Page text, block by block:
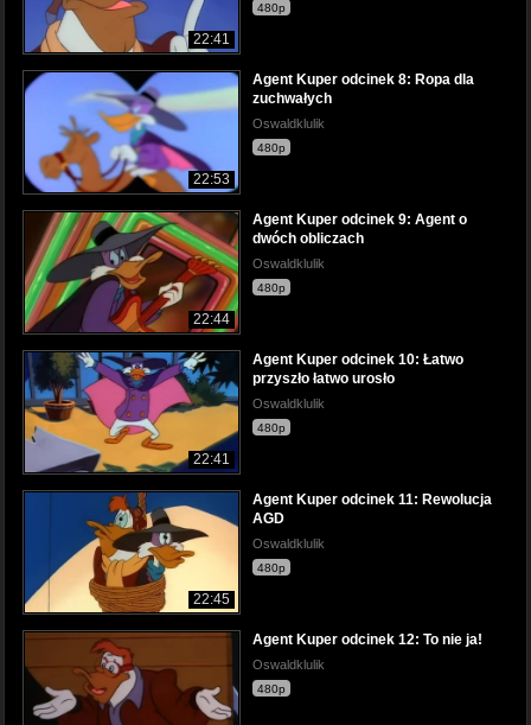
22:41
480p
22:53
Agent Kuper odcinek 8: Ropa dla
zuchwałych
Oswaldklulik
480p
22:44
Agent Kuper odcinek 9: Agent o
dwóch obliczach
Oswaldklulik
480p
22:41
Agent Kuper odcinek 10: Łatwo
przyszło łatwo urosło
Oswaldklulik
480p
22:45
Agent Kuper odcinek 11: Rewolucja
AGD
Oswaldklulik
480p
Agent Kuper odcinek 12: To nie ja!
Oswaldklulik
480p